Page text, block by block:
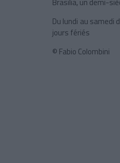
Brasilia, un demi-
Du lundi au samedi
jours fériés
© Fabio Colombini